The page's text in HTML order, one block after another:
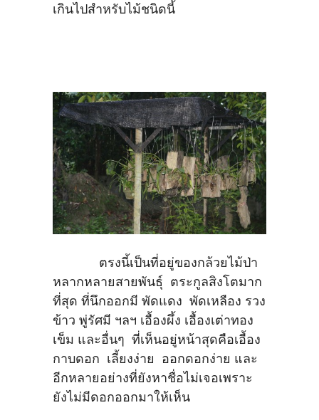
เกินไปสำหรับไม้ชนิดนี้
ตรงนี้เป็นที่อยู่ของกล้วยไม้ป่า
หลากหลายสายพันธุ์ ตระกูลสิงโตมาก
ที่สุด ที่นึกออกมี พัดแดง พัดเหลือง รวง
ข้าว พู่รัศมี ฯลฯ เอื้องผึ้ง เอื้องเต่าทอง
เข็ม และอื่นๆ ที่เห็นอยู่หน้าสุดคือเอื้อง
กาบดอก เลี้ยงง่าย ออกดอกง่าย และ
อีกหลายอย่างที่ยังหาชื่อไม่เจอเพราะ
ยังไม่มีดอกออกมาให้เห็น